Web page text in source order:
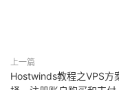
上一篇
Hostwinds教程之VPS方